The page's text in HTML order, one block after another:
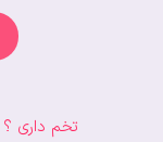
تخم داری ؟